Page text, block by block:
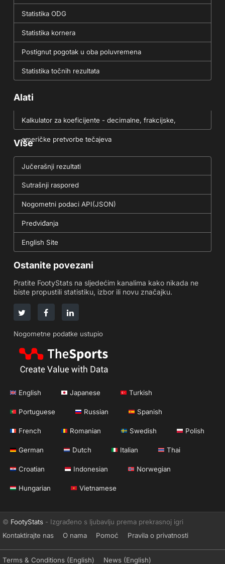
Statistika ODG
Statistika kornera
Postignut pogotak u oba poluvremena
Statistika točnih rezultata
Alati
Kalkulator za koeficijente - decimalne, frakcijske,
američke pretvorbe tečajeva
Više
Jučerašnji rezultati
Sutrašnji raspored
Nogometni podaci API(JSON)
Predviđanja
English Site
Ostanite povezani
Pratite FootyStats na sljedećim kanalima kako nikada ne
biste propustili statistiku, izbor ili novu značajku.
Nogometne podatke ustupio
English Japanese Turkish
Portuguese Russian Spanish
French Romanian Swedish Polish
German Dutch Italian Thai
Croatian Indonesian Norwegian
Hungarian Vietnamese
© FootyStats - Izgrađeno s ljubavlju prema prekrasnoj igri
Kontaktirajte nas
O nama Pomoć Pravila o privatnosti
Terms & Conditions (English) News (English)